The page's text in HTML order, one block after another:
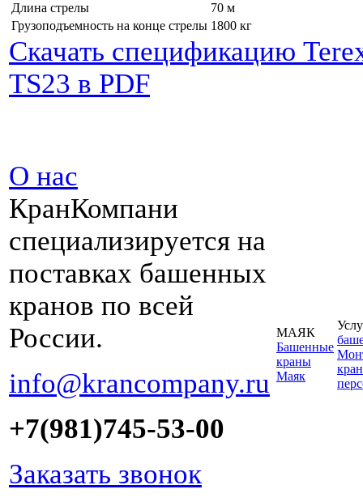
Длина стрелы
70 м
Грузоподъемность на конце стрелы 1800 кг
Скачать спецификацию
TS23 в PDF
О нас
КранКомпани
специализируется на
поставках башенных
кранов по всей
России.
info@krancompany.ru
+7(981)745-53-00
Заказать звонок
МАЯК
Башенные
краны
Маяк